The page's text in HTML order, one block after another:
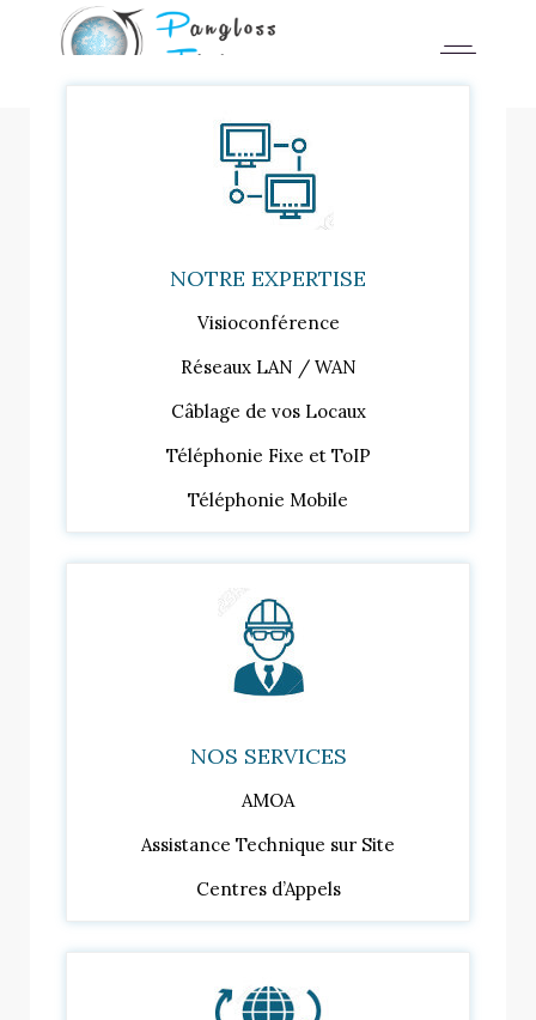
NOTRE EXPERTISE
Visioconférence
Réseaux LAN / WAN
Câblage de vos Locaux
Téléphonie Fixe et ToIP
Téléphonie Mobile
NOS SERVICES
AMOA
Assistance Technique sur Site
Centres d’Appels